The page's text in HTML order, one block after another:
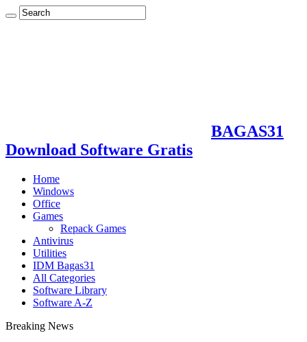
BAGAS31
Download Software Gratis
Home
Windows
Office
Games
Repack Games
Antivirus
Utilities
IDM Bagas31
All Categories
Software Library
Software A-Z
Breaking News